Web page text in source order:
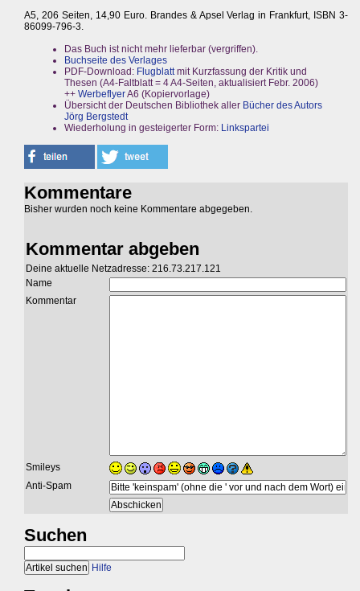
A5, 206 Seiten, 14,90 Euro. Brandes & Apsel Verlag in Frankfurt, ISBN 3-
86099-796-3.
Das Buch ist nicht mehr lieferbar (vergriffen).
Buchseite des Verlages
PDF-Download: Flugblattmit Kurzfassung der Kritik und
Thesen (A4-Faltblatt = 4 A4-Seiten, aktualisiert Febr. 2006)
++ WerbeflyerA6 (Kopiervorlage)
Übersicht der Deutschen Bibliothek aller Bücher des Autors
Jörg Bergstedt
Wiederholung in gesteigerter Form: Linkspartei
Kommentare
Bisher wurden noch keine Kommentare abgegeben.
Kommentar abgeben
Deine aktuelle Netzadresse: 216.73.217.121
Name
Kommentar
Smileys
Anti-Spam
Suchen
Hilfe